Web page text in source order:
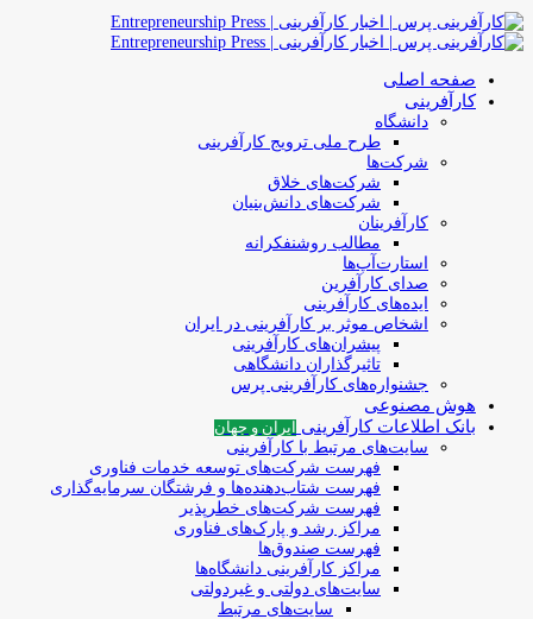
صفحه اصلی
کارآفرینی
دانشگاه
طرح ملی ترویج کارآفرینی
شرکت‌ها
شرکت‌های خلاق
شرکت‌های دانش‌بنیان
کارآفرینان
مطالب روشنفکرانه
استارت‌آپ‌ها
صدای کارآفرین
ایده‌های کارآفرینی
اشخاص موثر بر کارآفرینی در ایران
پیشران‌های کارآفرینی
تاثیرگذاران دانشگاهی
جشنواره‌های کارآفرینی‌ پرس
هوش مصنوعی
بانک اطلاعات کارآفرینی
ایران و جهان
سایت‌های مرتبط با کارآفرینی
فهرست شرکت‌های‌‌ توسعه‌ خدمات فناوری
فهرست شتاب‌دهنده‌ها‌ و فرشتگان‌ سرمایه‌گذاری
فهرست شرکت‌های خطرپذیر
مراکز رشد و پارک‌های فناوری
فهرست صندوق‌ها
مراکز کارآفرینی دانشگاه‌ها
سایت‌های دولتی و غیردولتی
سایت‌های مرتبط